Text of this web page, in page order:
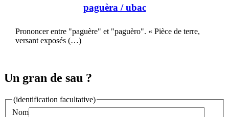
paguèra / ubac
Prononcer entre "paguère" et "paguèro". « Pièce de terre,
versant exposés (…)
Un gran de sau ?
(identification facultative)
Nom